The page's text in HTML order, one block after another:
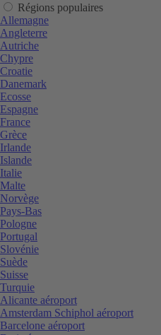
Régions populaires
Allemagne
Angleterre
Autriche
Chypre
Croatie
Danemark
Ecosse
Espagne
France
Grèce
Irlande
Islande
Italie
Malte
Norvège
Pays-Bas
Pologne
Portugal
Slovénie
Suède
Suisse
Turquie
Alicante aéroport
Amsterdam Schiphol aéroport
Barcelone aéroport